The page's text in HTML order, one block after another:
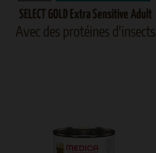
SELECT GOLD Extra Sensitive Adult
Avec des protéines d'insects